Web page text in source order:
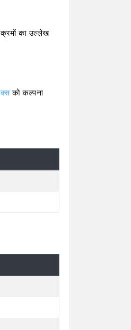
का उल्लेख
को कल्पना